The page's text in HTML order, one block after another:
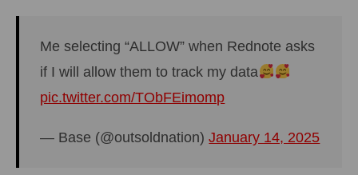
Me selecting “ALLOW” when Rednote asks
if I will allow them to track my data
pic.twitter.com/TObFEimomp
— Base (@outsoldnation)January 14, 2025